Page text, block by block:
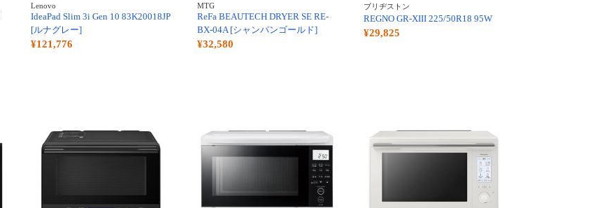
Lenovo
IdeaPad Slim 3i Gen 10 83K20018JP
[ルナグレー]
¥121,776
MTG
ReFa BEAUTECH DRYER SE RE-
BX-04A [シャンパンゴールド]
¥32,580
ブリヂストン
REGNO GR-XIII 225/50R18 95W
¥29,825